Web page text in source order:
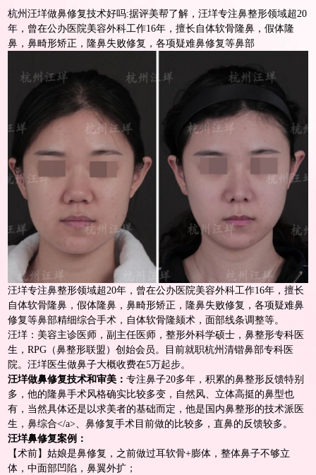
杭州汪垟做鼻修复技术好吗:据评美帮了解，汪垟专注鼻整形领域超20
年，曾在公办医院美容外科工作16年，擅长自体软骨隆鼻，假体隆
鼻，鼻畸形矫正，隆鼻失败修复，各项疑难鼻修复等鼻部
汪垟专注鼻整形领域超20年，曾在公办医院美容外科工作16年，擅长
自体软骨隆鼻 ，假体隆鼻 ，鼻畸形矫正，隆鼻失败修复，各项疑难鼻
修复等鼻部精细综合手术，自体软骨隆颏术，面部线条调整等。
汪垟：美容主诊医师，副主任医师，整形外科学硕士，鼻整形专科医
生，RPG（鼻整形联盟）创始会员。目前就职杭州清锴鼻部专科医
院。汪垟医生做鼻子大概收费在5万起步。
汪垟做鼻修复技术和审美：专注鼻子20多年，积累的鼻整形反馈特别
多，他的隆鼻手术风格确实比较多变，自然风、立体高挺的鼻型也
有，当然具体还是以求美者的基础而定，他是国内鼻整形的技术派医
生，鼻综合</a>、鼻修复手术目前做的比较多，直鼻的反馈较多。
汪垟鼻修复案例：
【术前】姑娘是鼻修复，之前做过耳软骨+膨体，整体鼻子不够立
体，中面部凹陷，鼻翼外扩；